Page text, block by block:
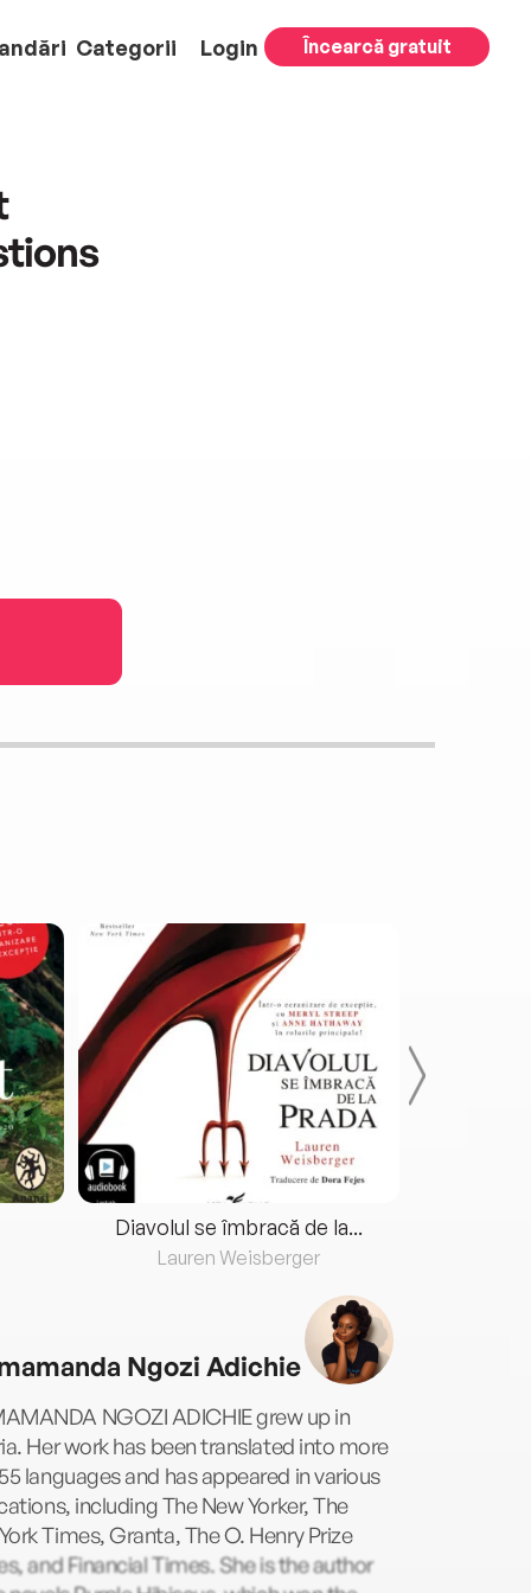
Categorii Login Încearcă gratuit
Diavolul se îmbracă de la...
Lauren Weisberger
Ngozi Adichie
NGOZI ADICHIE grew up in
Her work has been translated into more
languages and has appeared in various
including The New Yorker, The
Times, Granta, The O. Henry Prize
and Financial Times. She is the author